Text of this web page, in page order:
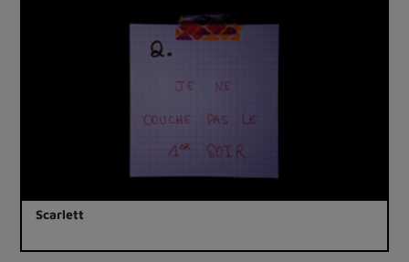
Scarlett